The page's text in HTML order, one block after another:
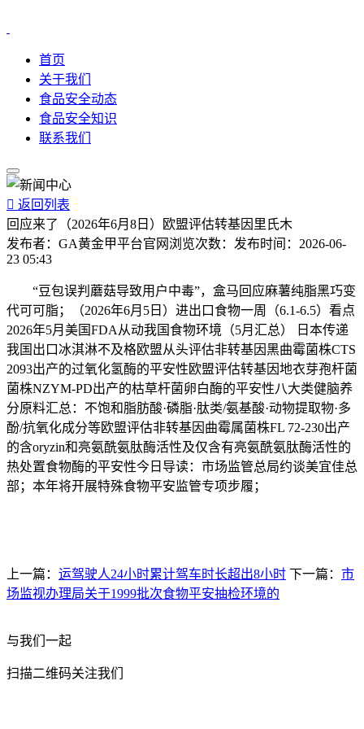
首页
关于我们
食品安全动态
食品安全知识
联系我们
 返回列表
回应来了（2026年6月8日）欧盟评估转基因里氏木
发布者： GA黄金甲平台官网 浏览次数： 发布时间： 2026-06-
23 05:43
“豆包误判蘑菇导致用户中毒”，盒马回应麻薯纯脂黑巧变
代可可脂；（2026年6月5日）进出口食物一周（6.1-6.5）看点
2026年5月美国FDA从动我国食物环境（5月汇总） 日本传递
我国出口冰淇淋不及格欧盟从头评估非转基因黑曲霉菌株CTS
2093出产的过氧化氢酶的平安性欧盟评估转基因地衣芽孢杆菌
菌株NZYM-PD出产的枯草杆菌卵白酶的平安性八大类健脑养
分原料汇总：不饱和脂肪酸·磷脂·肽类/氨基酸·动物提取物·多
酚/抗氧化成分等欧盟评估非转基因曲霉属菌株FL 72-230出产
的含oryzin和亮氨酰氨肽酶活性及仅含有亮氨酰氨肽酶活性的
热处置食物酶的平安性今日导读：市场监管总局约谈美宜佳总
部；本年将开展特殊食物平安监管专项步履；
上一篇： 运驾驶人24小时累计驾车时长超出8小时 下一篇： 市
场监视办理局关于1999批次食物平安抽检环境的
与我们一起
扫描二维码关注我们